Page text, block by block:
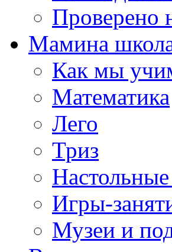
Проверено
Мамина
Как мы
Математика
Лего
Триз
Игры-
Музеи и